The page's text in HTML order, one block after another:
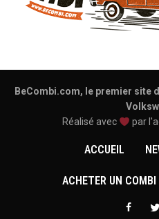
BeCombi.com, le premier site
Réalisé avec
par
ACCUEIL
ACHETER UN COMBI